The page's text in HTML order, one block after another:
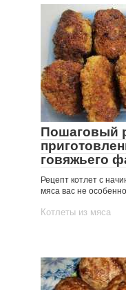
Пошаговый
говяжьего
Рецепт котлет с
мяса вас не
Котлеты из мяса